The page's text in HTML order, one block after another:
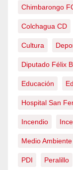
Chimbarongo
Colchagua CD
Cultura
Diputado Félix
Educación
Hospital San
Incendio
Medio Ambiente
PDI Peralillo